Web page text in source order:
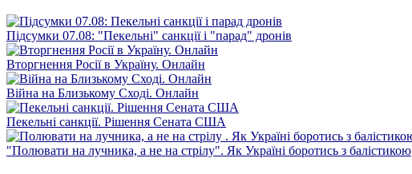
Підсумки 07.08: "Пекельні" санкції і "парад" дронів
Вторгнення Росії в Україну. Онлайн
Війна на Близькому Сході. Онлайн
Пекельні санкції. Рішення Сената США
"Полювати на лучника, а не на стрілу". Як Україні боротись з балістикою